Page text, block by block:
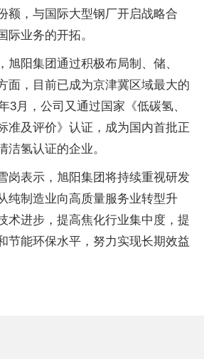
额，与国际大型钢厂开启战略合
际业务的开拓。
旭阳集团通过积极布局制、储、
面，目前已成为京津冀区域最大的
3月，公司又通过国家《低碳氢、
准及评价》认证，成为国内首批正
洁氢认证的企业。
岗表示，旭阳集团将持续重视研发
纯制造业向高质量服务业转型升
术进步，提高焦化行业集中度，提
节能环保水平，努力实现长期效益